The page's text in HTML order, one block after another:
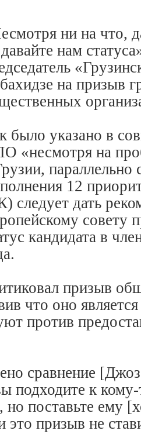
ни на что,
нам
на призыв
было указано в
«несмотря на
параллельно
12
следует дать
совету
кандидата в
призыв
что оно
против
сравнение
подходите к
но поставьте ему
это призыв не